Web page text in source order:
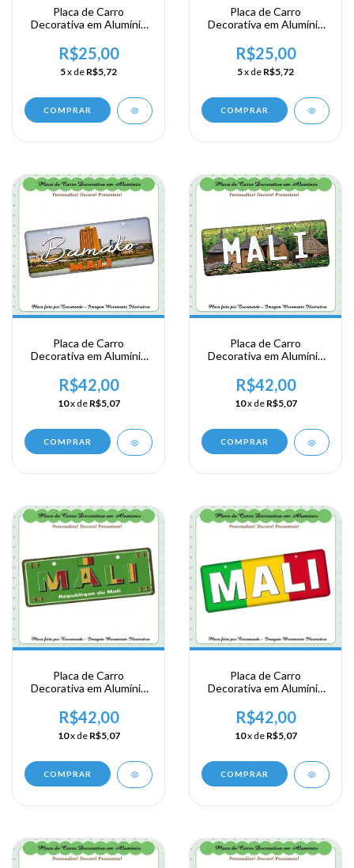
Placa de Carro
Decorativa em Alumínio
Viagem a Africa
Ocidental - Senegal
R$25,00
5x de R$5,72
COMPRAR
Placa de Carro
Decorativa em Alumínio
Viagem a Africa
Ocidental - Senegal
R$25,00
5x de R$5,72
COMPRAR
Placa de Carro
Decorativa em Alumínio
Viagem a Africa
Ocidental - Mali - Bamako
R$42,00
10x de R$5,07
COMPRAR
Placa de Carro
Decorativa em Alumínio
Viagem a Africa
Ocidental - Mali
R$42,00
10x de R$5,07
COMPRAR
Placa de Carro
Decorativa em Alumínio
Viagem a Africa
Ocidental - Mali
R$42,00
10x de R$5,07
COMPRAR
Placa de Carro
Decorativa em Alumínio
Viagem a Africa
Ocidental - Mali
R$42,00
10x de R$5,07
COMPRAR